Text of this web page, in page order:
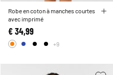
Robe en coton à manches courtes
avec imprimé
€ 34,99
+9